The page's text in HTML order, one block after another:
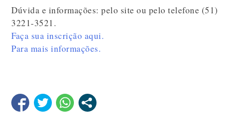
Dúvida e informações: pelo site ou pelo telefone (51)
3221-3521.
Faça sua inscrição aqui.
Para mais informações.